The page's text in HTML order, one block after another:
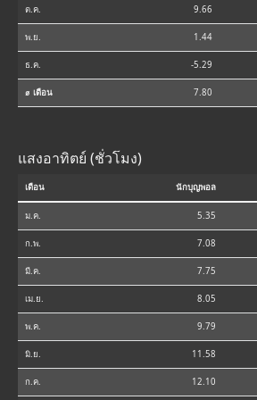
ต.ค. 9.66
พ.ย. 1.44
ธ.ค. -5.29
⌀ เดือน 7.80
แสงอาทิตย์ (ชั่วโมง)
เดือน นักบุญพอล
ม.ค. 5.35
ก.พ. 7.08
มี.ค. 7.75
เม.ย. 8.05
พ.ค. 9.79
มิ.ย. 11.58
ก.ค. 12.10